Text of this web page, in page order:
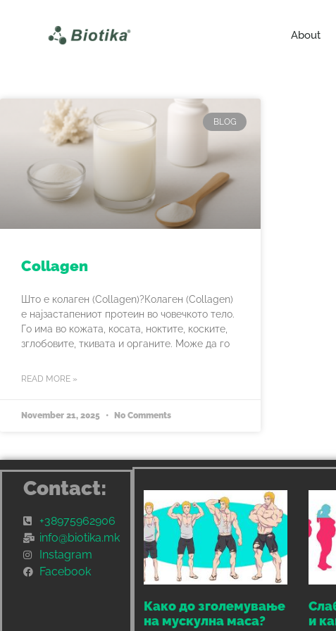
About
BLOG
Collagen
Што е колаген (Collagen)?Колаген (Collagen)
е најзастапениот протеин во човечкото тело.
Го има во кожата, косата, ноктите, коските,
зглобовите, ткивата и органите. Може да го
READ MORE »
November 21, 2025 No Comments
Contact:
+38975962906
info@biotika.mk
Instagram
Facebook
Како до зголемување
на мускулна маса?
и